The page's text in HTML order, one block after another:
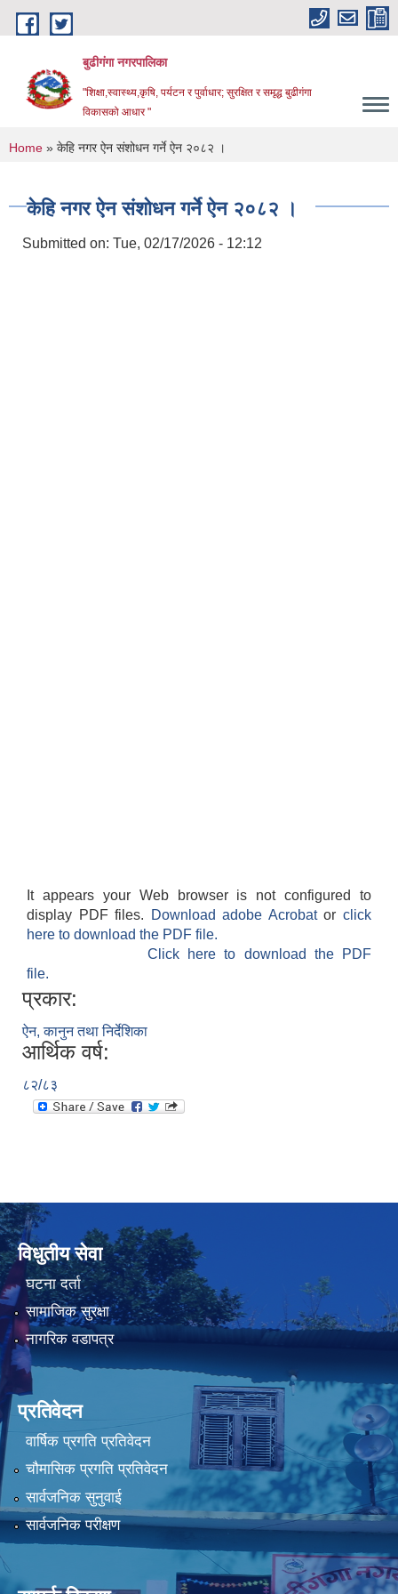
Skip to main content
बुढीगंगा नगरपालिका
"शिक्षा,स्वास्थ्य,कृषि, पर्यटन र पुर्वाधार; सुरक्षित र समृद्ध बुढीगंगा
विकासको आधार "
You are here
Home » केहि नगर ऐन संशोधन गर्ने ऐन २०८२ ।
केहि नगर ऐन संशोधन गर्ने ऐन २०८२ ।
Submitted on: Tue, 02/17/2026 - 12:12
It appears your Web browser is not configured to
display PDF files.
Download adobe Acrobatorclick
here to download the PDF file.
Click here to download the PDF
file.
प्रकार:
ऐन, कानुन तथा निर्देशिका
आर्थिक वर्ष:
८२/८३
विधुतीय सेवा
घटना दर्ता
सामाजिक सुरक्षा
नागरिक वडापत्र
प्रतिवेदन
वार्षिक प्रगति प्रतिवेदन
चौमासिक प्रगति प्रतिवेदन
सार्वजनिक सुनुवाई
सार्वजनिक परीक्षण